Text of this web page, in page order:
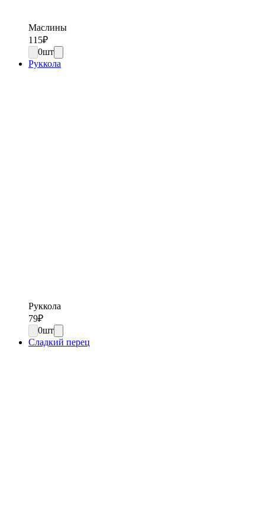
Маслины
115₽
0шт
Руккола
Руккола
79₽
0шт
Сладкий перец